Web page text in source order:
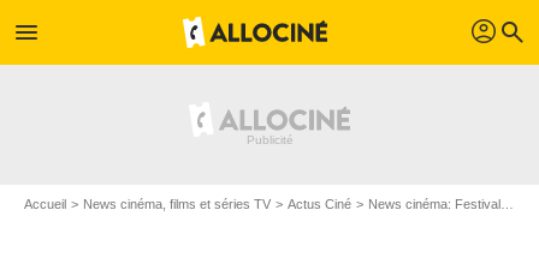
menu profil search
Accueil News cinéma, films et séries TV Actus Ciné News cinéma: Festivals